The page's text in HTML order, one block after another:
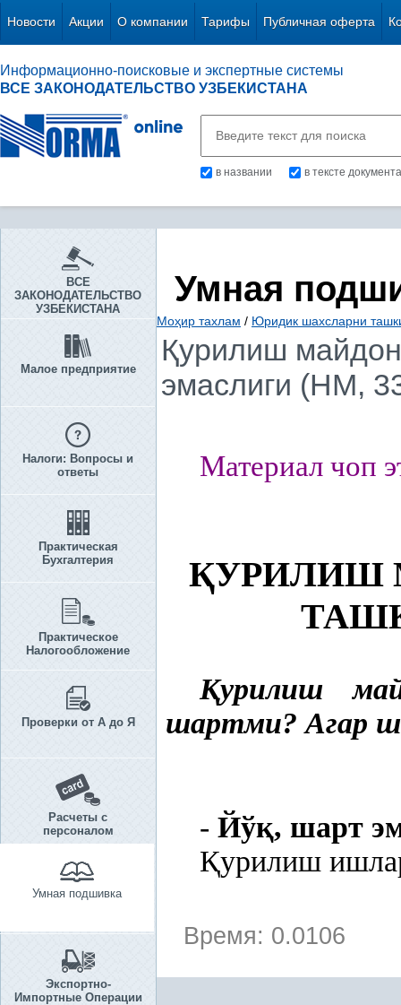
Новости Акции О компании Тарифы Публичная оферта
Информационно-поисковые и экспертные системы
ВСЕ ЗАКОНОДАТЕЛЬСТВО УЗБЕКИСТАНА
в названии в тексте документа
ВСЕ
ЗАКОНОДАТЕЛЬСТВО
УЗБЕКИСТАНА
Малое предприятие
Налоги: Вопросы и
ответы
Практическая
Бухгалтерия
Практическое
Налогообложение
Проверки от А до Я
Расчеты с
персоналом
Умная подшивка
Экспортно-
Импортные Операции
Умная
Моҳир тахлам / Юридик шахсларни
Қурилиш
эмаслиги (НМ,
Материал чоп
ҚУРИЛИШ
Қурилиш
шартми? Агар
- Йўқ, шарт
Қурилиш
Время: 0.0106